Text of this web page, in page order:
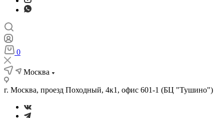
0
Москва
г. Москва, проезд Походный, 4к1, офис 601-1 (БЦ "Тушино")